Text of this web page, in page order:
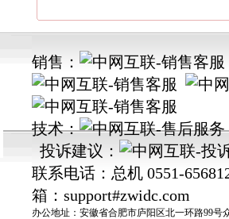
销售：
技术：
投诉建议：
联系电话：总机 0551-
箱：support#zwidc.com
办公地址：安徽省合肥市庐阳区北一环路99号